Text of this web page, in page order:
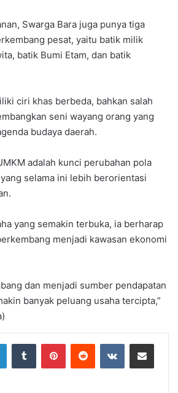
Swarga Bara juga punya tiga
pesat, yaitu batik milik
batik Bumi Etam, dan batik
ciri khas berbeda, bahkan salah
seni wayang orang yang
budaya daerah.
adalah kunci perubahan pola
selama ini lebih berorientasi
yang semakin terbuka, ia berharap
menjadi kawasan ekonomi
dan menjadi sumber pendapatan
banyak peluang usaha tercipta,”
LinkedInTumblr PinterestReddit VKontakteShare via Email